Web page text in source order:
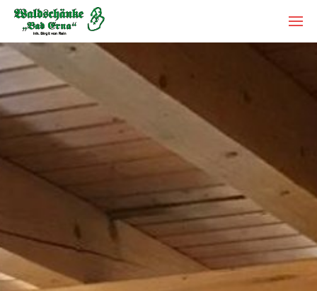
Restaurant Waldschänke
Feiern
Catering
Übernachtungen
Bad Erna und Umgebung
Um Einstellungen zur Barrierefreiheit
vornehmen zu können wird die
Berechtigung für
funktionale Cookies
in den Cookie-Einstellungen benötigt.
Cookie-Einstellungen